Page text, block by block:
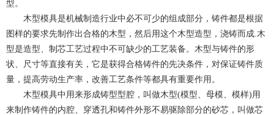
型。
木型模具是机械制造行业中必不可少的组成部分，铸件都是根据
图样的要求先制作出合格的木型，然后用这个木型造型，浇铸而成.木
型是造型、制芯工艺过程中不可缺少的工艺装备。木型与铸件的形
状、尺寸等直接有关，它是获得合格铸件的先决条件，对保证铸件质
量，提高劳动生产率，改善工艺条件等都具有重要作用。
木型模具中用来形成铸型型腔，叫做木型(模型、母模、模样)用
来制作铸件的内腔、穿透孔和铸件外形不易驱除部分的砂芯，叫做芯